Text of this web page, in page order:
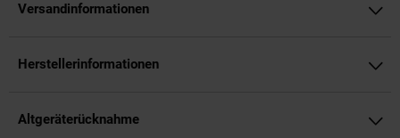
Versandinformationen
Herstellerinformationen
Altgeräterücknahme